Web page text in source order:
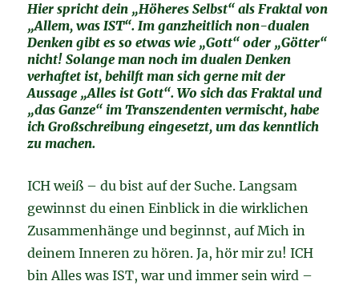
Hier spricht dein „Höheres Selbst“ als Fraktal von
„Allem, was IST“. Im ganzheitlich non-dualen
Denken gibt es so etwas wie „Gott“ oder „Götter“
nicht! Solange man noch im dualen Denken
verhaftet ist, behilft man sich gerne mit der
Aussage „Alles ist Gott“. Wo sich das Fraktal und
„das Ganze“ im Transzendenten vermischt, habe
ich Großschreibung eingesetzt, um das kenntlich
zu machen.
ICH weiß – du bist auf der Suche. Langsam
gewinnst du einen Einblick in die wirklichen
Zusammenhänge und beginnst, auf Mich in
deinem Inneren zu hören. Ja, hör mir zu! ICH
bin Alles was IST, war und immer sein wird –